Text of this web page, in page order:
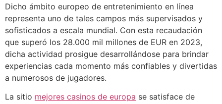
Dicho ámbito europeo de entretenimiento en línea
representa uno de tales campos más supervisados y
sofisticados a escala mundial. Con esta recaudación
que superó los 28.000 mil millones de EUR en 2023,
dicha actividad prosigue desarrollándose para brindar
experiencias cada momento más confiables y divertidas
a numerosos de jugadores.
La sitio mejores casinos de europa se satisface de